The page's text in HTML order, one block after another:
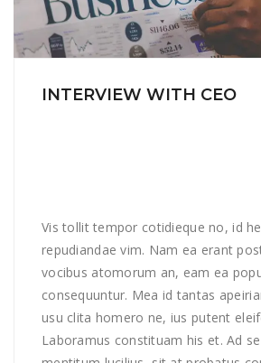
INTERVIEW WITH CEO
Vis tollit tempor cotidieque no, id
repudiandae vim. Nam ea erant
vocibus atomorum an, eam ea
consequuntur. Mea id tantas
usu clita homero ne, ius putent
Laboramus constituam his et. Ad